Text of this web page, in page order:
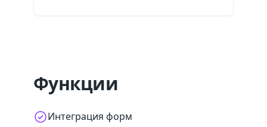
Функции
Интеграция форм